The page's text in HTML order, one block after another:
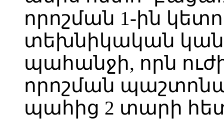
որոշման 1-ին
տեխնիկական
պահանջի, որն ուժի
որոշման
պահից 2 տարի